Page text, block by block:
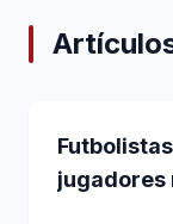
jugadores